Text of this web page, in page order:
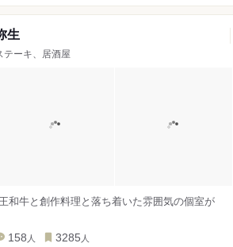
生
テーキ、居酒屋
和牛と創作料理と落ち着いた雰囲気の個室が
158 人 3285 人